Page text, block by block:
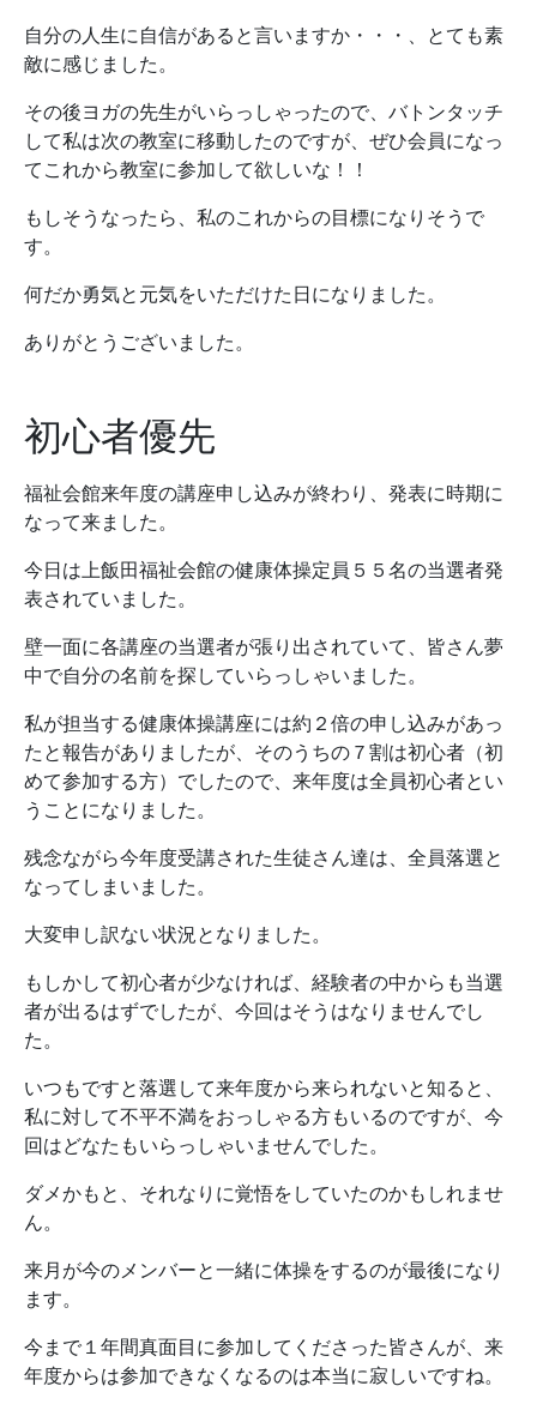
自分の人生に自信があると言いますか・・・、とても素
敵に感じました。
その後ヨガの先生がいらっしゃったので、バトンタッチ
して私は次の教室に移動したのですが、ぜひ会員になっ
てこれから教室に参加して欲しいな！！
もしそうなったら、私のこれからの目標になりそうで
す。
何だか勇気と元気をいただけた日になりました。
ありがとうございました。
初心者優先
福祉会館来年度の講座申し込みが終わり、発表に時期に
なって来ました。
今日は上飯田福祉会館の健康体操定員５５名の当選者発
表されていました。
壁一面に各講座の当選者が張り出されていて、皆さん夢
中で自分の名前を探していらっしゃいました。
私が担当する健康体操講座には約２倍の申し込みがあっ
たと報告がありましたが、そのうちの７割は初心者（初
めて参加する方）でしたので、来年度は全員初心者とい
うことになりました。
残念ながら今年度受講された生徒さん達は、全員落選と
なってしまいました。
大変申し訳ない状況となりました。
もしかして初心者が少なければ、経験者の中からも当選
者が出るはずでしたが、今回はそうはなりませんでし
た。
いつもですと落選して来年度から来られないと知ると、
私に対して不平不満をおっしゃる方もいるのですが、今
回はどなたもいらっしゃいませんでした。
ダメかもと、それなりに覚悟をしていたのかもしれませ
ん。
来月が今のメンバーと一緒に体操をするのが最後になり
ます。
今まで１年間真面目に参加してくださった皆さんが、来
年度からは参加できなくなるのは本当に寂しいですね。